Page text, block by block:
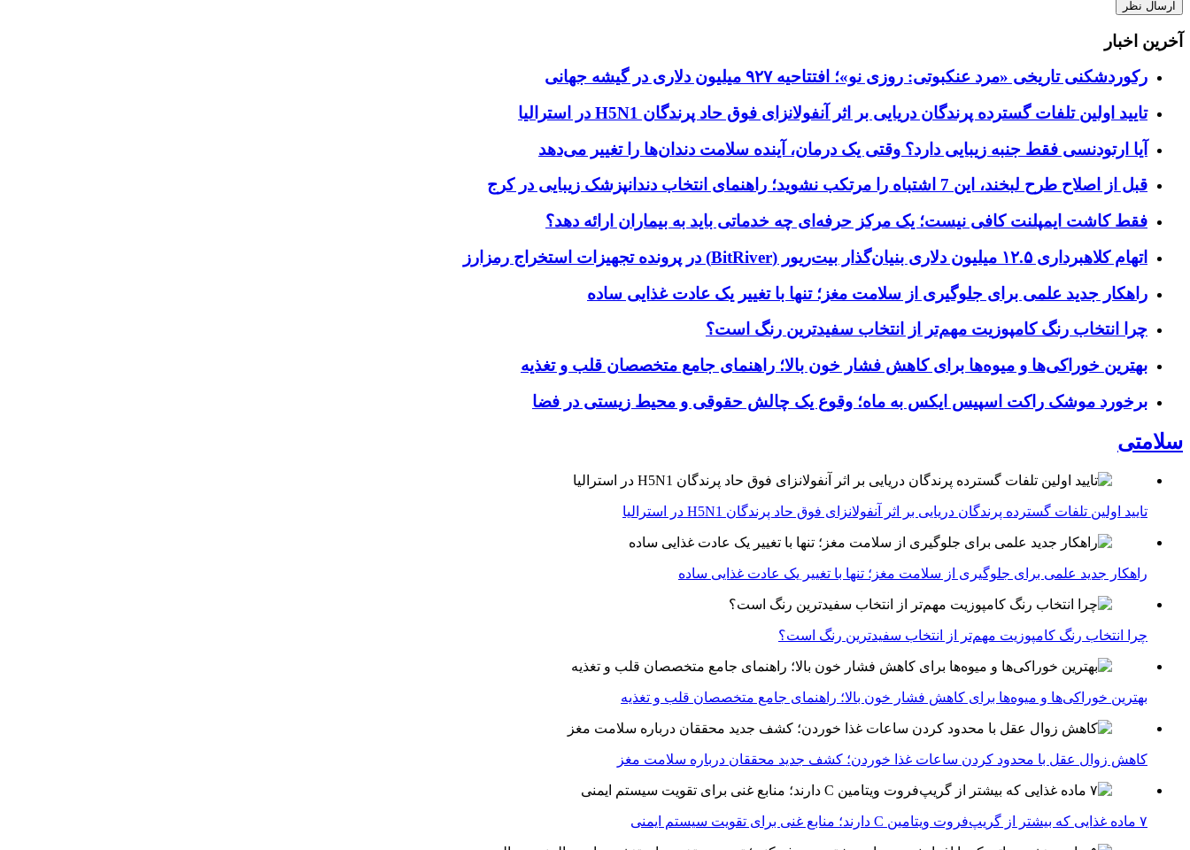
آخرین اخبار
رکوردشکنی تاریخی «مرد عنکبوتی: روزی نو»؛ افتتاحیه ۹۲۷ میلیون دلاری در گیشه جهانی
تایید اولین تلفات گسترده پرندگان دریایی بر اثر آنفولانزای فوق حاد پرندگان H5N1 در استرالیا
آیا ارتودنسی فقط جنبه زیبایی دارد؟ وقتی یک درمان، آینده سلامت دندان‌ها را تغییر می‌دهد
قبل از اصلاح طرح لبخند، این 7 اشتباه را مرتکب نشوید؛ راهنمای انتخاب دندانپزشک زیبایی در کرج
فقط کاشت ایمپلنت کافی نیست؛ یک مرکز حرفه‌ای چه خدماتی باید به بیماران ارائه دهد؟
اتهام کلاهبرداری ۱۲.۵ میلیون دلاری بنیان‌گذار بیت‌ریور (BitRiver) در پرونده تجهیزات استخراج رمزارز
راهکار جدید علمی برای جلوگیری از سلامت مغز؛ تنها با تغییر یک عادت غذایی ساده
چرا انتخاب رنگ کامپوزیت مهم‌تر از انتخاب سفیدترین رنگ است؟
بهترین خوراکی‌ها و میوه‌ها برای کاهش فشار خون بالا؛ راهنمای جامع متخصصان قلب و تغذیه
برخورد موشک راکت اسپیس ایکس به ماه؛ وقوع یک چالش حقوقی و محیط زیستی در فضا
سلامتی
تایید اولین تلفات گسترده پرندگان دریایی بر اثر آنفولانزای فوق حاد پرندگان H5N1 در استرالیا
راهکار جدید علمی برای جلوگیری از سلامت مغز؛ تنها با تغییر یک عادت غذایی ساده
چرا انتخاب رنگ کامپوزیت مهم‌تر از انتخاب سفیدترین رنگ است؟
بهترین خوراکی‌ها و میوه‌ها برای کاهش فشار خون بالا؛ راهنمای جامع متخصصان قلب و تغذیه
کاهش زوال عقل با محدود کردن ساعات غذا خوردن؛ کشف جدید محققان درباره سلامت مغز
۷ ماده غذایی که بیشتر از گریپ‌فروت ویتامین C دارند؛ منابع غنی برای تقویت سیستم ایمنی